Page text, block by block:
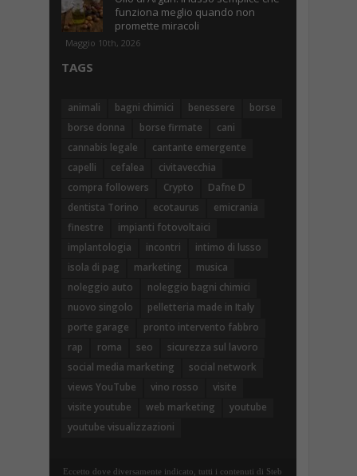
funziona meglio quando non
promette miracoli
Maggio 10th, 2026
TAGS
animali bagni chimici benessere
borse
borse donna
borse firmate
cani
cannabis legale
cantante emergente
capelli
cefalea
civitavecchia
compra followers
Crypto
Dafne D
dentista Torino
ecotaurus
emicrania
finestre
impianti fotovoltaici
implantologia
incontri
intimo di lusso
isola di pag
marketing
musica
noleggio auto
noleggio bagni chimici
nuovo singolo
pelletteria made in Italy
porte garage
pronto intervento fabbro
rap
roma seo
sicurezza sul lavoro
social media marketing
social network
views YouTube
vino rosso
visite
visite youtube
web marketing
youtube
youtube visualizzazioni
Eccetto dove diversamente indicato, tutti i contenuti di Steb